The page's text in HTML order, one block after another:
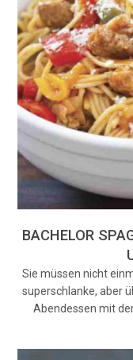
BACHELOR
Sie müssen nicht
superschlanke, aber
Abendessen mit